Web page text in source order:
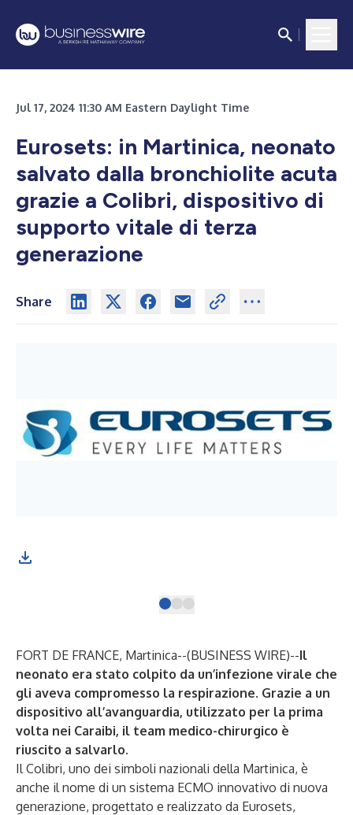
Jul 17, 2024 11:30 AM Eastern Daylight Time
Eurosets: in Martinica, neonato
salvato dalla bronchiolite acuta
grazie a Colibri, dispositivo di
supporto vitale di terza
generazione
Share
FORT DE FRANCE, Martinica--(BUSINESS WIRE)--Il
neonato era stato colpito da un’infezione virale che
gli aveva compromesso la respirazione. Grazie a un
dispositivo all’avanguardia, utilizzato per la prima
volta nei Caraibi, il team medico-chirurgico è
riuscito a salvarlo.
Il Colibri, uno dei simboli nazionali della Martinica, è
anche il nome di un sistema ECMO innovativo di nuova
generazione, progettato e realizzato da Eurosets,